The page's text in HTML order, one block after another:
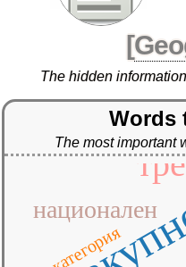
[
The hidden
Words
The most important
национален
категория